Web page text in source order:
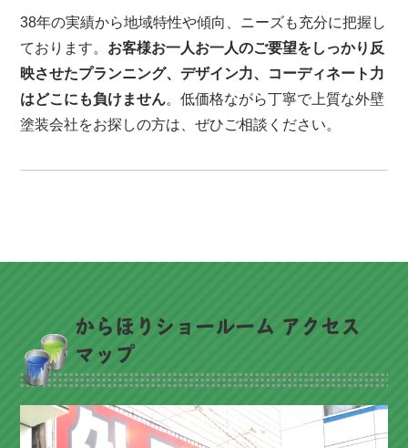
38年の実績から地域特性や傾向、ニーズも充分に把握し
ております。 お客様お一人お一人のご要望をしっかり反
映させたプランニング、デザイン力、コーディネート力
はどこにも負けません。低価格ながら丁寧で上質な外壁
塗装会社をお探しの方は、ぜひご相談ください。
からほりショールーム アクセス
マップ